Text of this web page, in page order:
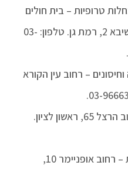
טרופיות – בית חולים
שיב”א תל השומר – דרך שיבא 2, רמת גן. טלפון: 03-
– רחוב עין הקורא
מרפאת Travelmed – רחוב הרצל 65, ראשון לציון.
לשכת בריאות נפת רחובות – רחוב אופניימר 10,